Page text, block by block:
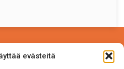
evästeitä
5 A 4